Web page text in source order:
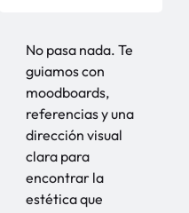
No pasa nada. Te
guiamos con
moodboards,
referencias y una
dirección visual
clara para
encontrar la
estética que